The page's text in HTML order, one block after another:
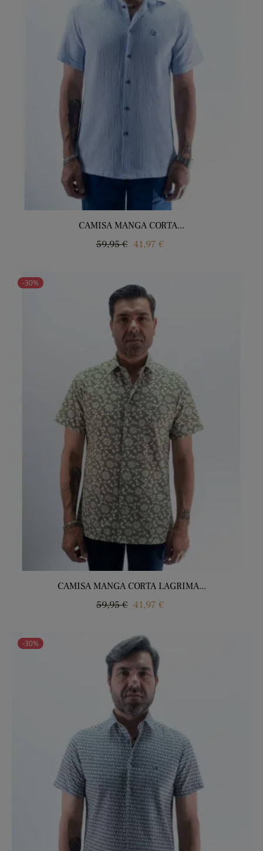
CAMISA MANGA CORTA...
Precio
59,95 € Precio
41,97 €
-30%
CAMISA MANGA CORTA LAGRIMA...
Precio
59,95 € Precio
41,97 €
-30%